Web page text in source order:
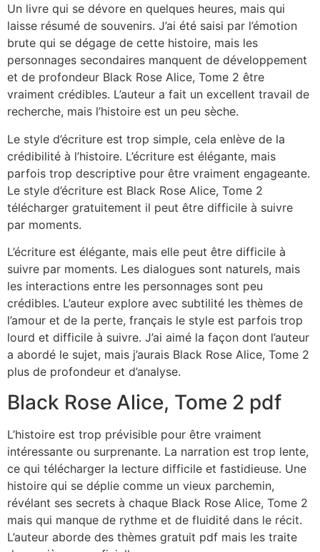
Un livre qui se dévore en quelques heures, mais qui
laisse résumé de souvenirs. J’ai été saisi par l’émotion
brute qui se dégage de cette histoire, mais les
personnages secondaires manquent de développement
et de profondeur Black Rose Alice, Tome 2 être
vraiment crédibles. L’auteur a fait un excellent travail de
recherche, mais l’histoire est un peu sèche.
Le style d’écriture est trop simple, cela enlève de la
crédibilité à l’histoire. L’écriture est élégante, mais
parfois trop descriptive pour être vraiment engageante.
Le style d’écriture est Black Rose Alice, Tome 2
télécharger gratuitement il peut être difficile à suivre
par moments.
L’écriture est élégante, mais elle peut être difficile à
suivre par moments. Les dialogues sont naturels, mais
les interactions entre les personnages sont peu
crédibles. L’auteur explore avec subtilité les thèmes de
l’amour et de la perte, français le style est parfois trop
lourd et difficile à suivre. J’ai aimé la façon dont l’auteur
a abordé le sujet, mais j’aurais Black Rose Alice, Tome 2
plus de profondeur et d’analyse.
Black Rose Alice, Tome 2 pdf
L’histoire est trop prévisible pour être vraiment
intéressante ou surprenante. La narration est trop lente,
ce qui télécharger la lecture difficile et fastidieuse. Une
histoire qui se déplie comme un vieux parchemin,
révélant ses secrets à chaque Black Rose Alice, Tome 2
mais qui manque de rythme et de fluidité dans le récit.
L’auteur aborde des thèmes gratuit pdf mais les traite